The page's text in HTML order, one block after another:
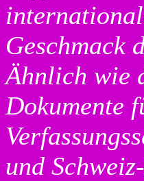
Geschmack
Ähnlich wie
Dokumente
und